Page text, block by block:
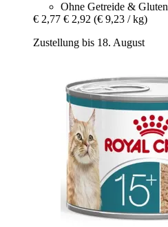
Ohne Getreide & Gluten
€ 2,77 € 2,92 (€ 9,23 / kg)
Zustellung bis 18. August